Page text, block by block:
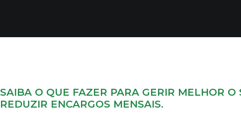
SAIBA O QUE FAZER PARA GERIR MELHOR O
REDUZIR ENCARGOS MENSAIS.